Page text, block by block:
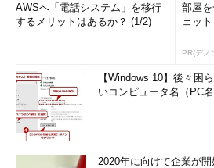
AWSへ「電話システム」を移行
するメリットはあるか？ (1/2)
部屋
ェット
PR(デノ
【Windows 10】後々困
いコンピュータ名（PC
2020年に向けて企業が